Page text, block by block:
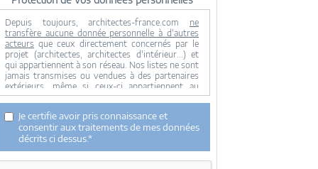
Depuis toujours, architectes-france.com ne
transfère aucune donnée personnelle à d'autres
acteurs que ceux directement concernés par le
projet (architectes, architectes d'intérieur...) et
qui appartiennent à son réseau. Nos listes ne sont
jamais transmises ou vendues à des partenaires
extérieurs, même si ceux-ci appartiennent au
domaine de la construction.
effectuée qu'avec votre consentement.
Je consens à ce que mes données personnelles
soient collectées pour permettre à architectes-
france de transférer votre projet aux architectes.
Seul Architectes-france, ses équipes internes et la
Je certifie avoir pris connaissance et
consentir aux traitements de mes données
décrits ci dessus.*